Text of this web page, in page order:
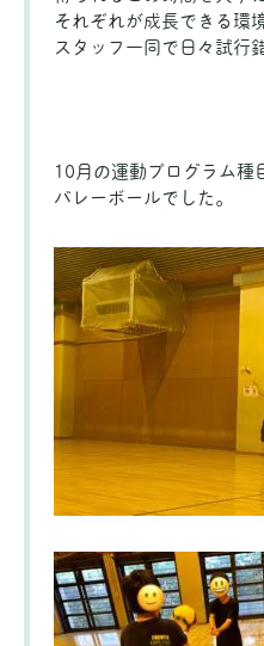
それぞれが成長できる環
スタッフ一同で日々試行
10月の運動プログラム種
バレーボールでした。